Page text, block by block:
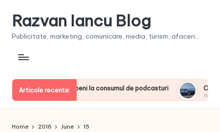
Razvan Iancu Blog
Publicitate, marketing, comunicare, media, turism, afaceri...
Articole recente:
printre liderii europeni la consumul de podcasturi Clienţii își
June 20,
Home 2016 June 15